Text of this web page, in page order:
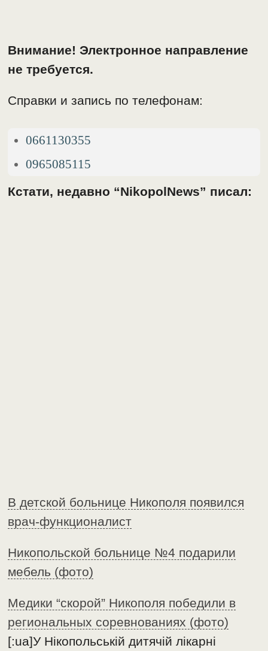
Внимание! Электронное направление
не требуется.
Справки и запись по телефонам:
0661130355
0965085115
Кстати, недавно “NikopolNews” писал:
В детской больнице Никополя появился
врач-функционалист
Никопольской больнице №4 подарили
мебель (фото)
Медики “скорой” Никополя победили в
региональных соревнованиях (фото)
[:ua]У Нікопольській дитячій лікарні